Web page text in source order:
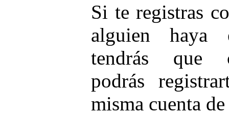
Si te registras
alguien haya
tendrás que
podrás
misma cuenta